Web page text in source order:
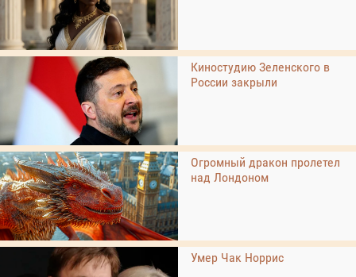
Киностудию Зеленского в
России закрыли
Огромный дракон пролетел
над Лондоном
Умер Чак Норрис